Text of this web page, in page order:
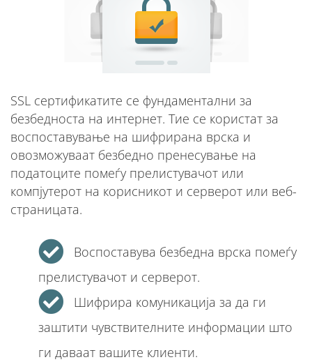
SSL сертификатите се фундаментални за
безбедноста на интернет. Тие се користат за
воспоставување на шифрирана врска и
овозможуваат безбедно пренесување на
податоците помеѓу прелистувачот или
компјутерот на корисникот и серверот или веб-
страницата.
Воспоставува безбедна врска помеѓу
прелистувачот и серверот.
Шифрира комуникација за да ги
заштити чувствителните информации што
ги даваат вашите клиенти.